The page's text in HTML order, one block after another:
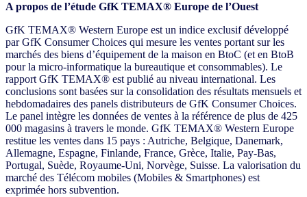
A propos de l’étude GfK TEMAX® Europe de l’Ouest
GfK TEMAX® Western Europe est un indice exclusif développé
par GfK Consumer Choices qui mesure les ventes portant sur les
marchés des biens d’équipement de la maison en BtoC (et en BtoB
pour la micro-informatique la bureautique et consommables). Le
rapport GfK TEMAX® est publié au niveau international. Les
conclusions sont basées sur la consolidation des résultats mensuels et
hebdomadaires des panels distributeurs de GfK Consumer Choices.
Le panel intègre les données de ventes à la référence de plus de 425
000 magasins à travers le monde. GfK TEMAX® Western Europe
restitue les ventes dans 15 pays : Autriche, Belgique, Danemark,
Allemagne, Espagne, Finlande, France, Grèce, Italie, Pay-Bas,
Portugal, Suède, Royaume-Uni, Norvège, Suisse. La valorisation du
marché des Télécom mobiles (Mobiles & Smartphones) est
exprimée hors subvention.